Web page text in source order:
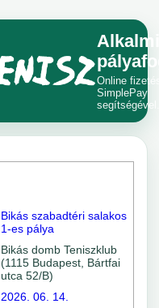
Alkalmi
Online
SimplePay
segítségével.
Bikás szabadtéri salakos
1-es pálya
Bikás domb Teniszklub
(1115 Budapest, Bártfai
utca 52/B)
2026. 06. 14.